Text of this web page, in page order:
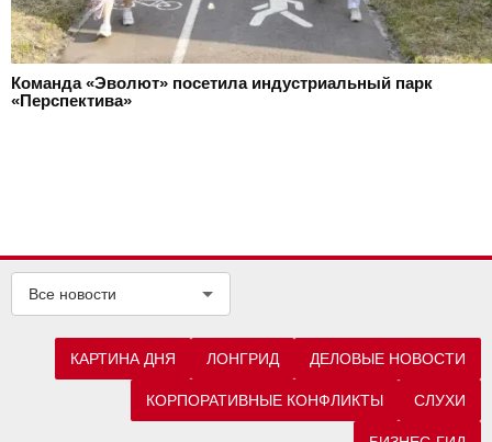
Команда «Эволют» посетила индустриальный парк
«Перспектива»
Все новости
КАРТИНА ДНЯ ЛОНГРИД ДЕЛОВЫЕ НОВОСТИ
КОРПОРАТИВНЫЕ КОНФЛИКТЫ СЛУХИ